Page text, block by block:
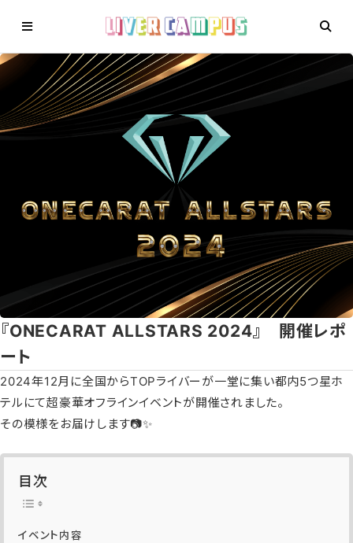
『ONECARAT ALLSTARS 2024』 開催レポ
ート
2024年12月に全国からTOPライバーが一堂に集い都内5つ星ホ
テルにて超豪華オフラインイベントが開催されました。
その模様をお届けします📷✨
目次
イベント内容